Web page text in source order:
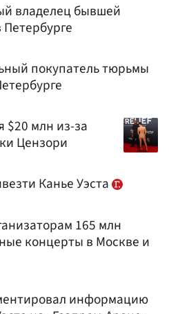
владелец бывшей
покупатель тюрьмы
$20 млн из-за
Цензори
Канье Уэста
165 млн
концерты в Москве и
информацию